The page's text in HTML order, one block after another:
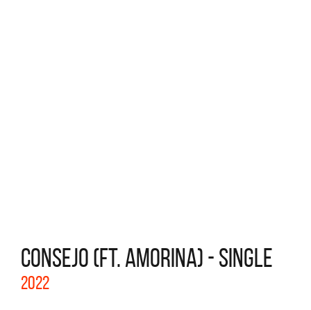
CONSEJO (FT. AMORINA) - SINGLE
2022